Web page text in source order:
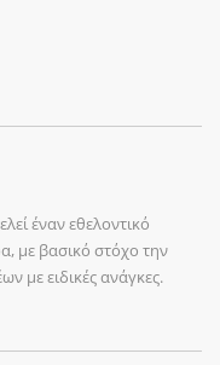
έναν εθελοντικό
με βασικό στόχο την
με ειδικές ανάγκες.